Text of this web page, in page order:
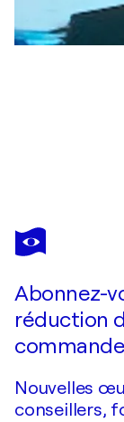
ALESSANDRO
Abonnez-
réduction
commande
Nouvelles
conseillers,